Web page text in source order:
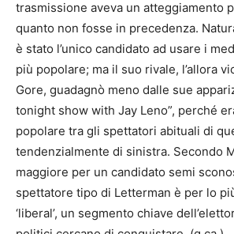
trasmissione aveva un atteggiamento
quanto non fosse in precedenza.
è stato l’unico candidato ad usare i
più popolare; ma il suo rivale, l’allora
Gore, guadagnò meno dalle sue
tonight show with Jay Leno”, perché
popolare tra gli spettatori abituali di
tendenzialmente di sinistra. Secondo
maggiore per un candidato semi
spettatore tipo di Letterman è per lo
‘liberal’, un segmento chiave